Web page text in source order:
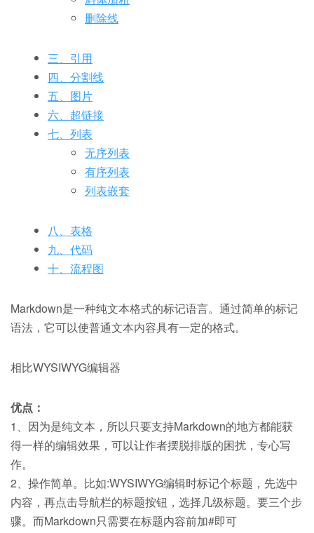
删除线
三、引用
四、分割线
五、图片
六、超链接
七、列表
无序列表
有序列表
列表嵌套
八、表格
九、代码
十、流程图
Markdown是一种纯文本格式的标记语言。通过简单的标记
语法，它可以使普通文本内容具有一定的格式。
相比WYSIWYG编辑器
优点：
1、因为是纯文本，所以只要支持Markdown的地方都能获
得一样的编辑效果，可以让作者摆脱排版的困扰，专心写
作。
2、操作简单。比如:WYSIWYG编辑时标记个标题，先选中
内容，再点击导航栏的标题按钮，选择几级标题。要三个步
骤。而Markdown只需要在标题内容前加#即可